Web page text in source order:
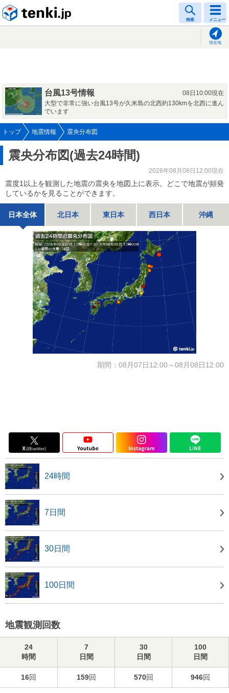
検索 メニュー
現在地
台風13号情報
08日10:00現在
大型で非常に強い台風13号が久米島の北西約130kmを北西に進ん
でいます
トップ 地震情報 震央分布図
震央分布図(過去24時間)
2026年08月08日12:00現在
震度1以上を観測した地震の震央を地図上に表示。どこで地震が頻発
しているかを見ることができます。
日本全体 北日本 東日本 西日本 沖縄
期間：08月07日12:00～08月08日12:00
24時間
7日間
30日間
100日間
地震観測回数
24
時間
7
日間
30
日間
100
日間
16回 159回 570回 946回